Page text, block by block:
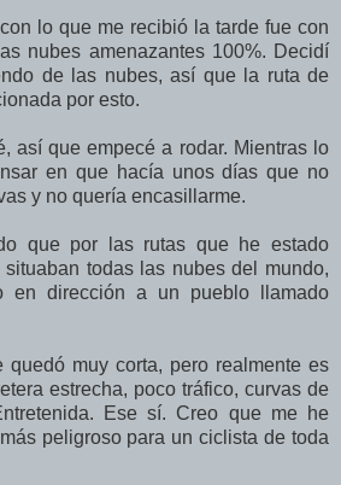
lo que me recibió la tarde fue con
nubes amenazantes 100%. Decidí
de las nubes, así que la ruta de
por esto.
así que empecé a rodar. Mientras lo
en que hacía unos días que no
y no quería encasillarme.
que por las rutas que he estado
todas las nubes del mundo,
en dirección a un pueblo llamado
quedó muy corta, pero realmente es
estrecha, poco tráfico, curvas de
Ese sí. Creo que me he
peligroso para un ciclista de toda